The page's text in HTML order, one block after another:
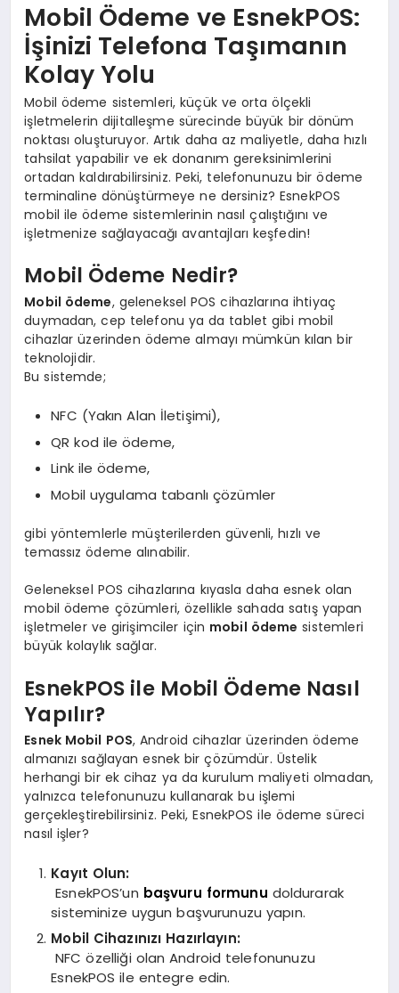
Mobil Ödeme ve EsnekPOS:
İşinizi Telefona Taşımanın
Kolay Yolu
Mobil ödeme sistemleri, küçük ve orta ölçekli
işletmelerin dijitalleşme sürecinde büyük bir dönüm
noktası oluşturuyor. Artık daha az maliyetle, daha hızlı
tahsilat yapabilir ve ek donanım gereksinimlerini
ortadan kaldırabilirsiniz. Peki, telefonunuzu bir ödeme
terminaline dönüştürmeye ne dersiniz? EsnekPOS
mobil ile ödeme sistemlerinin nasıl çalıştığını ve
işletmenize sağlayacağı avantajları keşfedin!
Mobil Ödeme Nedir?
Mobil ödeme, geleneksel POS cihazlarına ihtiyaç
duymadan, cep telefonu ya da tablet gibi mobil
cihazlar üzerinden ödeme almayı mümkün kılan bir
teknolojidir.
Bu sistemde;
NFC (Yakın Alan İletişimi),
QR kod ile ödeme,
Link ile ödeme,
Mobil uygulama tabanlı çözümler
gibi yöntemlerle müşterilerden güvenli, hızlı ve
temassız ödeme alınabilir.
Geleneksel POS cihazlarına kıyasla daha esnek olan
mobil ödeme çözümleri, özellikle sahada satış yapan
işletmeler ve girişimciler için mobil ödeme sistemleri
büyük kolaylık sağlar.
EsnekPOS ile Mobil Ödeme Nasıl
Yapılır?
Esnek Mobil POS, Android cihazlar üzerinden ödeme
almanızı sağlayan esnek bir çözümdür. Üstelik
herhangi bir ek cihaz ya da kurulum maliyeti olmadan,
yalnızca telefonunuzu kullanarak bu işlemi
gerçekleştirebilirsiniz. Peki, EsnekPOS ile ödeme süreci
nasıl işler?
Kayıt Olun:
EsnekPOS’un başvuru formunu doldurarak
sisteminize uygun başvurunuzu yapın.
Mobil Cihazınızı Hazırlayın:
NFC özelliği olan Android telefonunuzu
EsnekPOS ile entegre edin.